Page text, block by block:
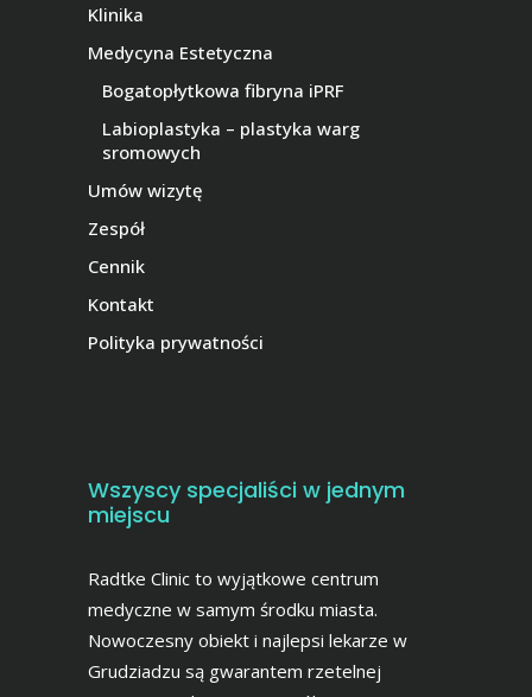
Klinika
Medycyna Estetyczna
Bogatopłytkowa fibryna iPRF
Labioplastyka – plastyka warg
sromowych
Umów wizytę
Zespół
Cennik
Kontakt
Polityka prywatności
Wszyscy specjaliści w jednym
miejscu
Radtke Clinic to wyjątkowe centrum
medyczne w samym środku miasta.
Nowoczesny obiekt i najlepsi lekarze w
Grudziadzu są gwarantem rzetelnej